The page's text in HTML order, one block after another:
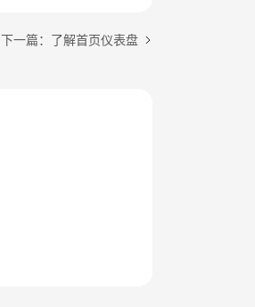
下一篇：了解首页仪表盘